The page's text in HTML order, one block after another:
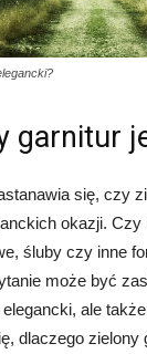
garnitur
się, czy
okazji.
śluby czy inne
może być
ale
dlaczego zielony